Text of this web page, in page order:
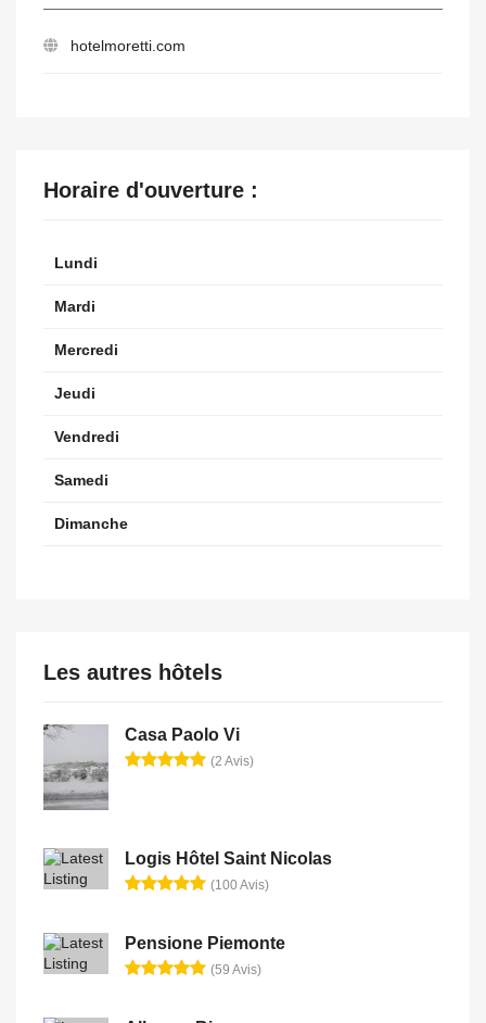
hotelmoretti.com
Horaire d'ouverture :
Lundi
Mardi
Mercredi
Jeudi
Vendredi
Samedi
Dimanche
Les autres hôtels
Casa Paolo Vi
(2 Avis)
Logis Hôtel Saint Nicolas
(100 Avis)
Pensione Piemonte
(59 Avis)